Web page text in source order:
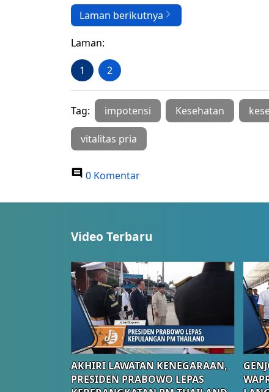
Laman berikutnya
Laman:
1 2
Tag: impotensi Kesehatan
vitalitas pria
0 Komentar
Video Terbaru
AKHIRI LAWATAN KENEGARAAN,
PRESIDEN PRABOWO LEPAS